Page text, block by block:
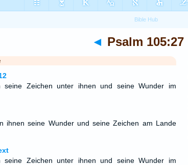
◄ Psalm 105:27
seine Zeichen unter ihnen und seine Wunder im
ihnen seine Wunder und seine Zeichen am Lande
seine Zeichen unter ihnen und seine Wunder im